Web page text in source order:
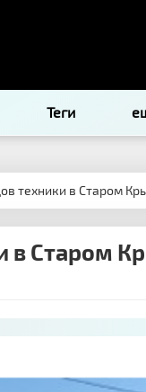
Теги
техники в Старом
в Старом